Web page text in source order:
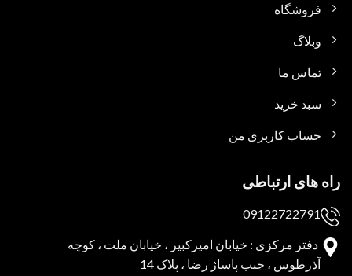
فروشگاه
وبلاگ
تماس ما
سبد خرید
حساب کاربری من
راه های ارتباطی
09122722791
دفتر مرکزی : خیابان امیرکبیر ، خیابان ملت ، کوچه
آذرطوس ، جنب پاساژ رضا ، پلاک 14